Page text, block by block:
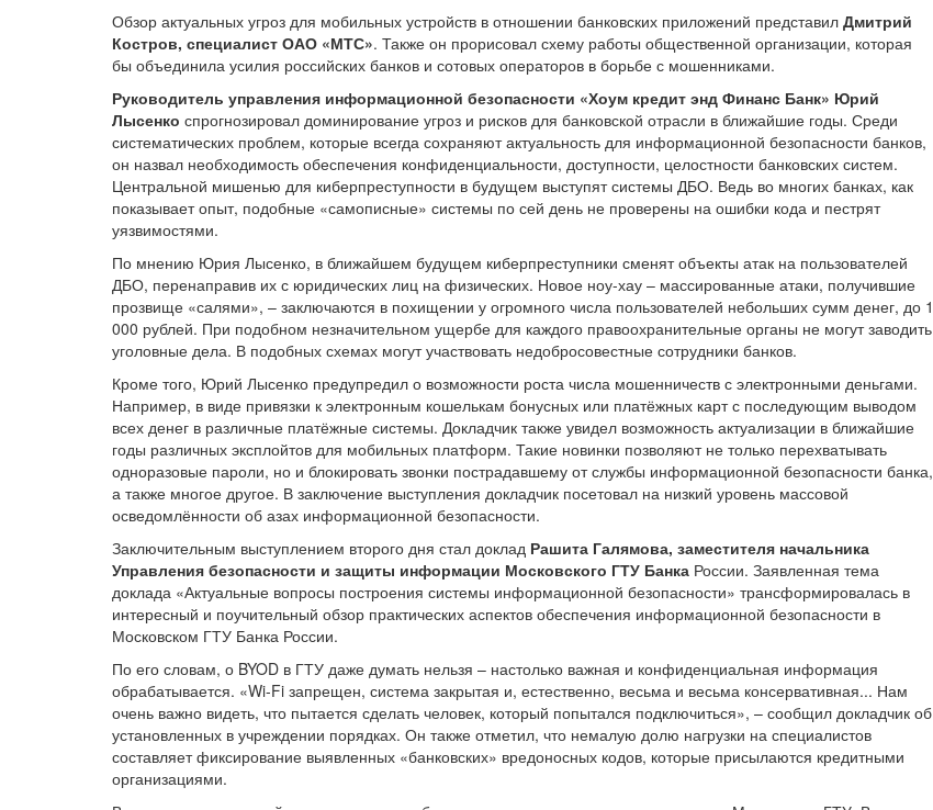
Обзор актуальных угроз для мобильных устройств в отношении банковских приложений представил Дмитрий
Костров, специалист ОАО «МТС». Также он прорисовал схему работы общественной организации, которая
бы объединила усилия российских банков и сотовых операторов в борьбе с мошенниками.
Руководитель управления информационной безопасности «Хоум кредит энд Финанс Банк» Юрий
Лысенко спрогнозировал доминирование угроз и рисков для банковской отрасли в ближайшие годы. Среди
систематических проблем, которые всегда сохраняют актуальность для информационной безопасности банков,
он назвал необходимость обеспечения конфиденциальности, доступности, целостности банковских систем.
Центральной мишенью для киберпреступности в будущем выступят системы ДБО. Ведь во многих банках, как
показывает опыт, подобные «самописные» системы по сей день не проверены на ошибки кода и пестрят
уязвимостями.
По мнению Юрия Лысенко, в ближайшем будущем киберпреступники сменят объекты атак на пользователей
ДБО, перенаправив их с юридических лиц на физических. Новое ноу-хау – массированные атаки, получившие
прозвище «салями», – заключаются в похищении у огромного числа пользователей небольших сумм денег, до 1
000 рублей. При подобном незначительном ущербе для каждого правоохранительные органы не могут заводить
уголовные дела. В подобных схемах могут участвовать недобросовестные сотрудники банков.
Кроме того, Юрий Лысенко предупредил о возможности роста числа мошенничеств с электронными деньгами.
Например, в виде привязки к электронным кошелькам бонусных или платёжных карт с последующим выводом
всех денег в различные платёжные системы. Докладчик также увидел возможность актуализации в ближайшие
годы различных эксплойтов для мобильных платформ. Такие новинки позволяют не только перехватывать
одноразовые пароли, но и блокировать звонки пострадавшему от службы информационной безопасности банка,
а также многое другое. В заключение выступления докладчик посетовал на низкий уровень массовой
осведомлённости об азах информационной безопасности.
Заключительным выступлением второго дня стал доклад Рашита Галямова, заместителя начальника
Управления безопасности и защиты информации Московского ГТУ Банка России. Заявленная тема
доклада «Актуальные вопросы построения системы информационной безопасности» трансформировалась в
интересный и поучительный обзор практических аспектов обеспечения информационной безопасности в
Московском ГТУ Банка России.
По его словам, о BYOD в ГТУ даже думать нельзя – настолько важная и конфиденциальная информация
обрабатывается. «Wi-Fi запрещен, система закрытая и, естественно, весьма и весьма консервативная... Нам
очень важно видеть, что пытается сделать человек, который попытался подключиться», – сообщил докладчик об
установленных в учреждении порядках. Он также отметил, что немалую долю нагрузки на специалистов
составляет фиксирование выявленных «банковских» вредоносных кодов, которые присылаются кредитными
организациями.